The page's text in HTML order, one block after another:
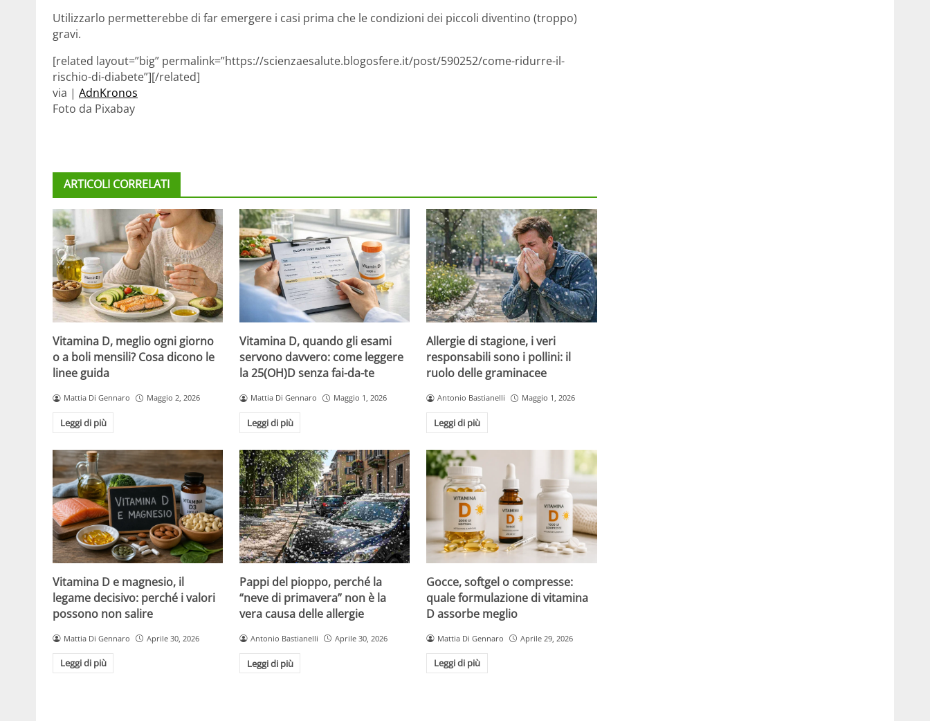
Utilizzarlo permetterebbe di far emergere i casi prima che le condizioni dei piccoli diventino (troppo)
gravi.
[related layout=”big” permalink=”https://scienzaesalute.blogosfere.it/post/590252/come-ridurre-il-
rischio-di-diabete”][/related]
via | AdnKronos
Foto da Pixabay
ARTICOLI CORRELATI
Vitamina D, meglio ogni giorno
o a boli mensili? Cosa dicono le
linee guida
Mattia Di Gennaro Maggio 2, 2026
Leggi di più
Vitamina D, quando gli esami
servono davvero: come leggere
la 25(OH)D senza fai-da-te
Mattia Di Gennaro Maggio 1, 2026
Leggi di più
Allergie di stagione, i veri
responsabili sono i pollini: il
ruolo delle graminacee
Antonio Bastianelli Maggio 1, 2026
Leggi di più
Vitamina D e magnesio, il
legame decisivo: perché i valori
possono non salire
Mattia Di Gennaro Aprile 30, 2026
Leggi di più
Pappi del pioppo, perché la
“neve di primavera” non è la
vera causa delle allergie
Antonio Bastianelli Aprile 30, 2026
Leggi di più
Gocce, softgel o compresse:
quale formulazione di vitamina
D assorbe meglio
Mattia Di Gennaro Aprile 29, 2026
Leggi di più